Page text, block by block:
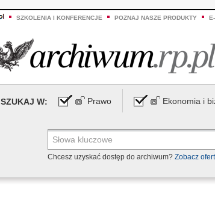
SZKOLENIA I KONFERENCJE POZNAJ NASZE PRODUKTY
SZUKAJ W: Prawo Ekonomia i
Chcesz uzyskać dostęp do archiwum? Zobacz